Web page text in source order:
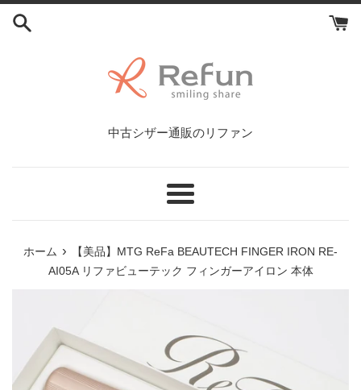
コ
中古シザー通販のリファン
メ
ホーム ›
【美品】MTG ReFa BEAUTECH FINGER IRON RE-
AI05A リファビューテック フィンガーアイロン 本体